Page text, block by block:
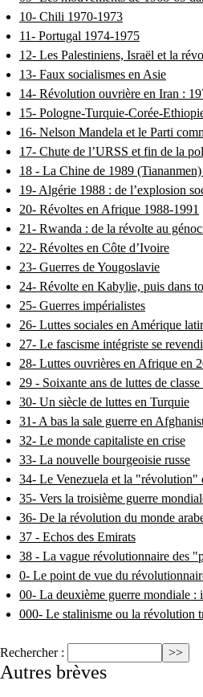
10- Chili 1970-1973
11- Portugal 1974-1975
12- Les Palestiniens, Israël et la
13- Faux socialismes en Asie
14- Révolution ouvrière en Iran :
15- Pologne-Turquie-Corée-
16- Nelson Mandela et le Parti
17- Chute de l’URSS et fin de la
18 - La Chine de 1989
19- Algérie 1988 : de l’explosion
20- Révoltes en Afrique 1988-1991
21- Rwanda : de la révolte au
22- Révoltes en Côte d’Ivoire
23- Guerres de Yougoslavie
24- Révolte en Kabylie, puis dans
25- Guerres impérialistes
26- Luttes sociales en Amérique
27- Le fascisme intégriste se
28- Luttes ouvrières en Afrique en
29 - Soixante ans de luttes de
30- Un siècle de luttes en Turquie
31- A bas la sale guerre en
32- Le monde capitaliste en crise
33- La nouvelle bourgeoisie russe
34- Le Venezuela et la "révolution"
35- Vers la troisième guerre
36- De la révolution du monde
37 - Echos des Emirats
38 - La vague révolutionnaire des
0- Le point de vue du
00- La deuxième guerre mondiale
000- Le stalinisme ou la révolution
Rechercher :
Autres brèves